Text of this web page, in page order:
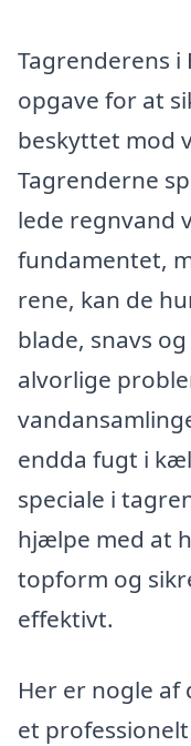
Tagrenderens i
opgave for at
beskyttet mod
Tagrenderne
lede regnvand
fundamentet,
rene, kan de
blade, snavs
alvorlige
endda fugt i
speciale i
hjælpe med at
topform og
effektivt.
Her er nogle af
et